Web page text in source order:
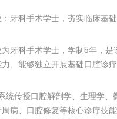
牙科手术学士，夯实临床基础
牙科手术学士，学制5年，
、能够独立开展基础口腔诊
统传授口腔解剖学、生理学
病、口腔修复等核心诊疗技